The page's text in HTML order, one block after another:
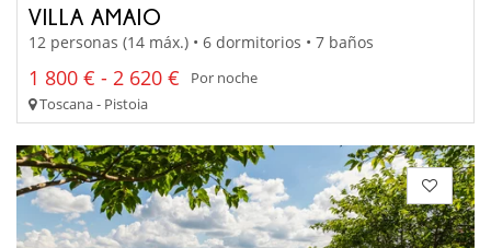
VILLA AMAIO
12 personas (14 máx.) • 6 dormitorios • 7 baños
1 800 € - 2 620 €
Por noche
Toscana - Pistoia